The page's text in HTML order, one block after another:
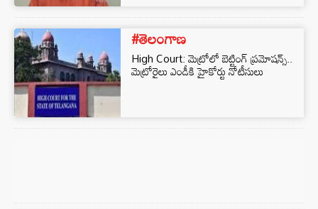
#తెలంగాణ
High Court: మెట్రోలో బెట్టింగ్ ప్రమోషన్స్..
మెట్రోరైలు ఎండీకి హైకోర్టు నోటీసులు